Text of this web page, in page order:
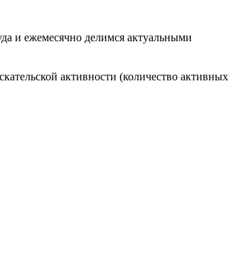
и ежемесячно делимся актуальными
активности (количество активных